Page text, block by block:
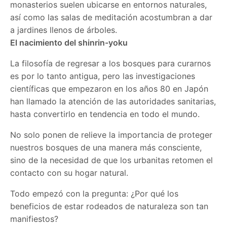
monasterios suelen ubicarse en entornos naturales,
así como las salas de meditación acostumbran a dar
a jardines llenos de árboles.
El nacimiento del shinrin-yoku
La filosofía de regresar a los bosques para curarnos
es por lo tanto antigua, pero las investigaciones
científicas que empezaron en los años 80 en Japón
han llamado la atención de las autoridades sanitarias,
hasta convertirlo en tendencia en todo el mundo.
No solo ponen de relieve la importancia de proteger
nuestros bosques de una manera más consciente,
sino de la necesidad de que los urbanitas retomen el
contacto con su hogar natural.
Todo empezó con la pregunta: ¿Por qué los
beneficios de estar rodeados de naturaleza son tan
manifiestos?